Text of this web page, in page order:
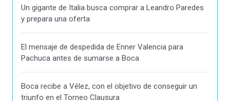
Un gigante de Italia busca comprar a Leandro Paredes
y prepara una oferta
El mensaje de despedida de Enner Valencia para
Pachuca antes de sumarse a Boca
Boca recibe a Vélez, con el objetivo de conseguir un
triunfo en el Torneo Clausura